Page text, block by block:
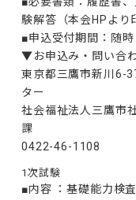
験解答（本会HPより
■申込受付期間：随時
▼お申込み・問い合わ
東京都三鷹市新川6-
ター
社会福祉法人三鷹市
課
0422-46-1108
1次試験
■内容 ：基礎能力検